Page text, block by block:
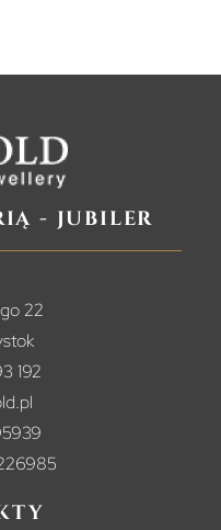
- jubiler
22
192